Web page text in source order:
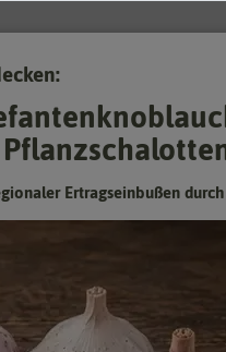
Treffer)
Ertragseinbußen